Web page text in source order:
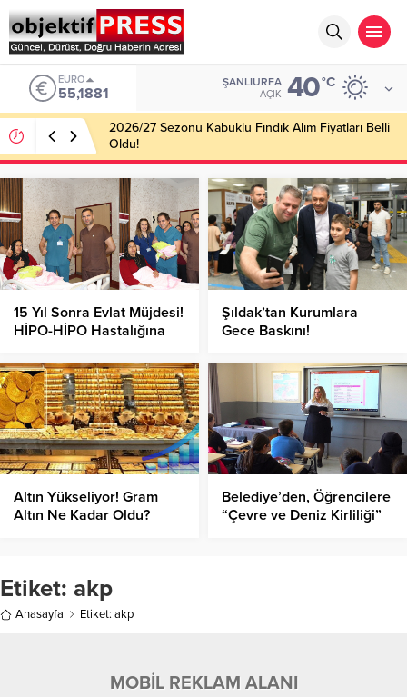
ALTIN
6.660,55
ŞANLIURFA
AÇIK 40°C
2026/27 Sezonu Kabuklu Fındık Alım Fiyatları Belli
Oldu!
15 Yıl Sonra Evlat Müjdesi!
HİPO-HİPO Hastalığına
Gerçekleşti!
Şıldak’tan Kurumlara
Gece Baskını!
Altın Yükseliyor! Gram
Altın Ne Kadar Oldu?
Belediye’den, Öğrencilere
“Çevre ve Deniz Kirliliği”
Etiket: akp
Anasayfa Etiket: akp
MOBİL REKLAM ALANI